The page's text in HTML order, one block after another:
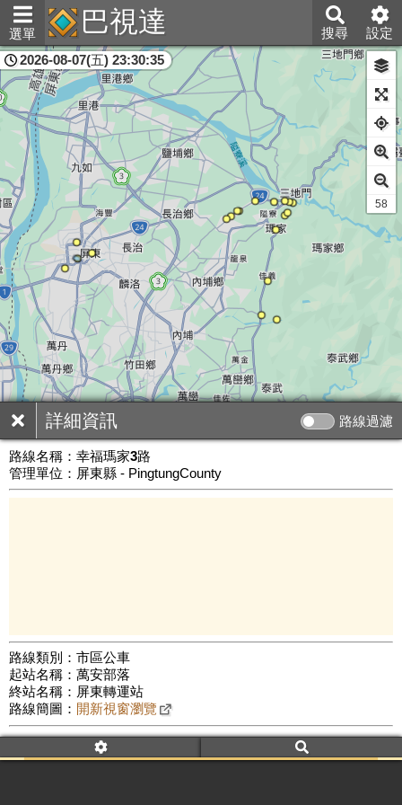
選單 巴視達 搜尋 設定
詳細資訊 路線過濾
路線名稱： 幸福瑪家3路
管理單位：屏東縣 - PingtungCounty
路線類別：市區公車
起站名稱：萬安部落
終站名稱：屏東轉運站
路線簡圖： 開新視窗瀏覽
附屬名稱：幸福瑪家3路
車頭描述：復健安康線
屏東縣
2026-08-07(五) 23:30:35
公車數量: 累計2739、上線1703
56